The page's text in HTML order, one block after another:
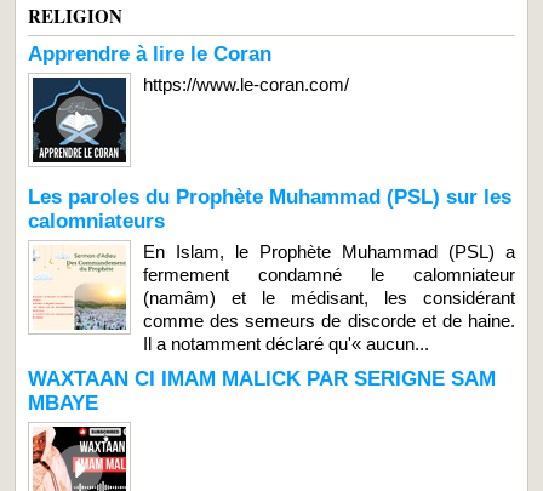
RELIGION
Apprendre à lire le Coran
https://www.le-coran.com/
Les paroles du Prophète Muhammad (PSL) sur les
calomniateurs
En Islam, le Prophète Muhammad (PSL) a
fermement condamné le calomniateur
(namâm) et le médisant, les considérant
comme des semeurs de discorde et de haine.
Il a notamment déclaré qu'« aucun...
WAXTAAN CI IMAM MALICK PAR SERIGNE SAM
MBAYE